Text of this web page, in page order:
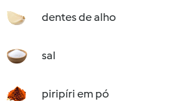
dentes de alho
sal
piripíri em pó